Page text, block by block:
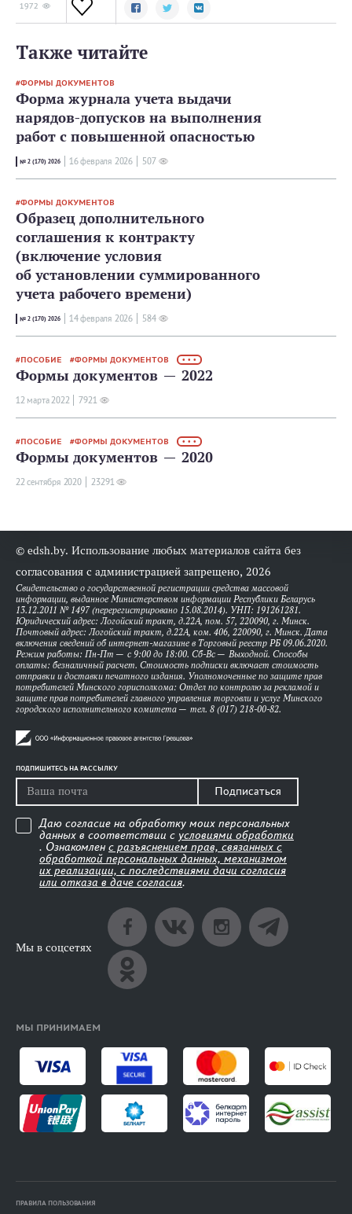
1972
Также читайте
ФОРМЫ ДОКУМЕНТОВ
Форма журнала учета выдачи
нарядов-допусков на выполнения
работ с повышенной опасностью
№ 2 (170) 2026 16 февраля 2026 507
ФОРМЫ ДОКУМЕНТОВ
Образец дополнительного
соглашения к контракту
(включение условия
об установлении суммированного
учета рабочего времени)
№ 2 (170) 2026 14 февраля 2026 584
ПОСОБИЕ ФОРМЫ ДОКУМЕНТОВ • • •
Формы документов — 2022
12 мартa 2022 7921
ПОСОБИЕ ФОРМЫ ДОКУМЕНТОВ • • •
Формы документов — 2020
22 сентября 2020 23291
© edsh.by. Использование любых материалов сайта без
согласования с администрацией запрещено, 2026
Свидетельство о государственной регистрации средства массовой
информации, выданное Министерством информации Республики Беларусь
13.12.2011 № 1497 (перерегистрировано 15.08.2014). УНП: 191261281.
Юридический адрес: Логойский тракт, д.22А, пом. 57, 220090, г. Минск.
Почтовый адрес: Логойский тракт, д.22А, ком. 406, 220090, г. Минск. Дата
включения сведений об интернет-магазине в Торговый реестр РБ 09.06.2020.
Режим работы: Пн-Пт — с 9:00 до 18:00. Сб-Вс — Выходной. Способы
оплаты: безналичный расчет. Стоимость подписки включает стоимость
отправки и доставки печатного издания. Уполномоченные по защите прав
потребителей Минского горисполкома: Отдел по контролю за рекламой и
защите прав потребителей главного управления торговли и услуг Минского
городского исполнительного комитета — тел. 8 (017) 218-00-82.
ПОДПИШИТЕСЬ НА РАССЫЛКУ
Подписаться
Даю согласие на обработку моих персональных
данных в соответствии с условиями обработки
. Ознакомлен с разъяснением прав, связанных с
обработкой персональных данных, механизмом
их реализации, с последствиями дачи согласия
или отказа в даче согласия.
Мы в соцсетях
МЫ ПРИНИМАЕМ
ПРАВИЛА ПОЛЬЗОВАНИЯ